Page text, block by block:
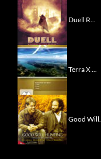
Duell R...
Terra X ...
Good Will...